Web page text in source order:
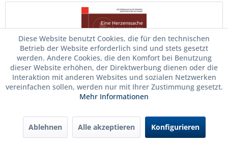
DVD: Eine Herzenssache
Diese Website benutzt Cookies, die für den technischen
Betrieb der Website erforderlich sind und stets gesetzt
werden. Andere Cookies, die den Komfort bei Benutzung
dieser Website erhöhen, der Direktwerbung dienen oder die
Interaktion mit anderen Websites und sozialen Netzwerken
vereinfachen sollen, werden nur mit Ihrer Zustimmung gesetzt.
Mehr Informationen
Ablehnen Alle akzeptieren Konfigurieren